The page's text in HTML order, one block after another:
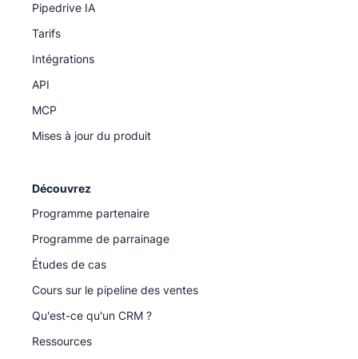
Pipedrive IA
Tarifs
Intégrations
API
MCP
Mises à jour du produit
Découvrez
Programme partenaire
Programme de parrainage
Études de cas
Cours sur le pipeline des ventes
Qu'est-ce qu'un CRM ?
Ressources